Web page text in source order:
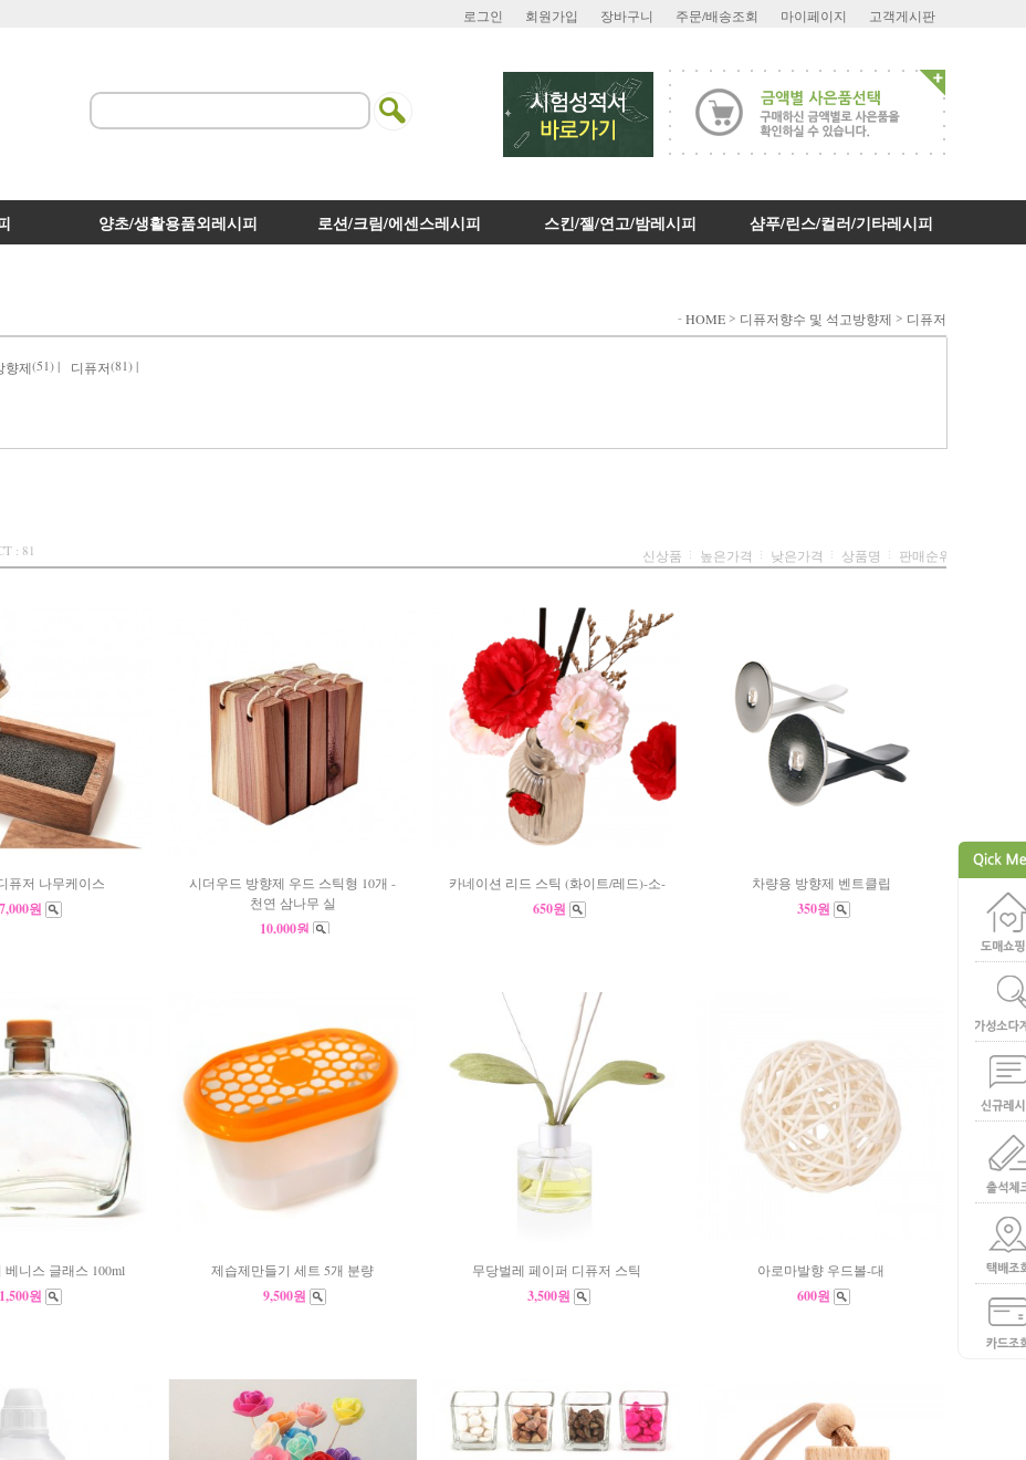
로그인 회원가입 장바구니 주문/배송조회 마이페이지 고객게시판
양초/생활용품외레시피 로션/크림/에센스레시피 스킨/젤/연고/밤레시피 샴푸/린스/컬러/기타레시피
-HOME > 디퓨저향수 및 석고방향제 > 디퓨저
향제(51) | 디퓨저(81) |
: 81 신상품 높은가격 낮은가격 상품명 판매순위
퓨저 나무케이스
7,000원
시더우드 방향제 우드 스틱형 10개 -
천연 삼나무 실
10,000원
카네이션 리드 스틱 (화이트/레드)-소-
650원
차량용 방향제 벤트클립
350원
베니스 글래스 100ml
1,500원
제습제만들기 세트 5개 분량
9,500원
무당벌레 페이퍼 디퓨저 스틱
3,500원
아로마발향 우드볼-대
600원